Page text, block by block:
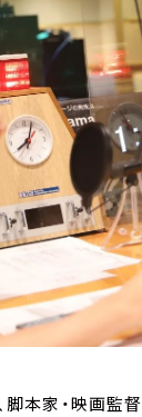
本家・映画